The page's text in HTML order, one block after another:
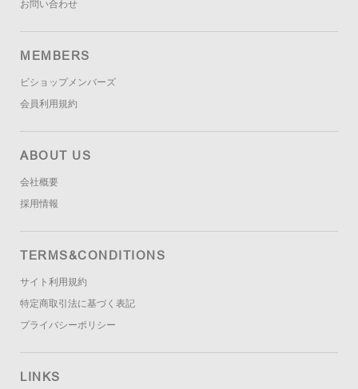
お問い合わせ
MEMBERS
ビショップメンバーズ
会員利用規約
ABOUT US
会社概要
採用情報
TERMS&CONDITIONS
サイト利用規約
特定商取引法に基づく表記
プライバシーポリシー
LINKS